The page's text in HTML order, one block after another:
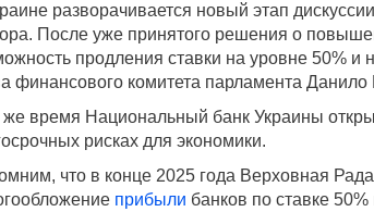
разворачивается новый этап
После уже принятого решения о
продления ставки на уровне 50% и
финансового комитета парламента Данило
же время Национальный банк Украины
рисках для экономики.
что в конце 2025 года Верховная
прибыли банков по ставке